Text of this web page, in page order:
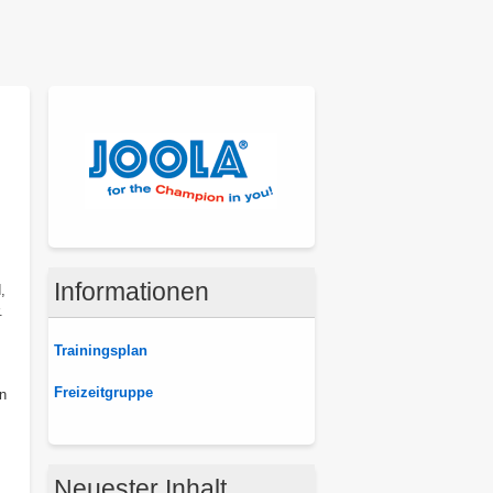
Informationen
Trainingsplan
Freizeitgruppe